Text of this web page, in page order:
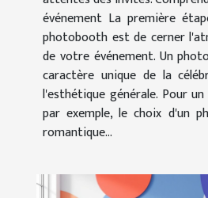
événement La première
photobooth est de cerner
de votre événement. Un
caractère unique de la
l'esthétique générale. Pour
par exemple, le choix d'un
romantique...